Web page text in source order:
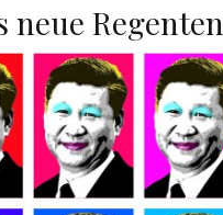
neue Regenten